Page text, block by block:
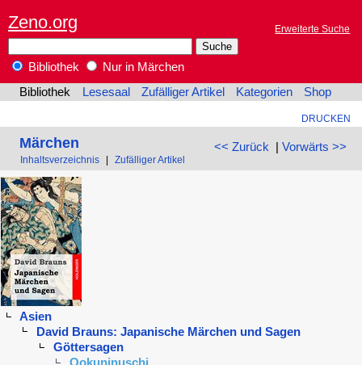
Zeno.org Erweiterte Suche
Bibliothek
Nur in Märchen
Bibliothek
Lesesaal Zufälliger Artikel Kategorien Shop
DRUCKEN
<< Zurück | Vorwärts >>
Märchen
Inhaltsverzeichnis Zufälliger Artikel
Asien
David Brauns: Japanische Märchen und Sagen
Göttersagen